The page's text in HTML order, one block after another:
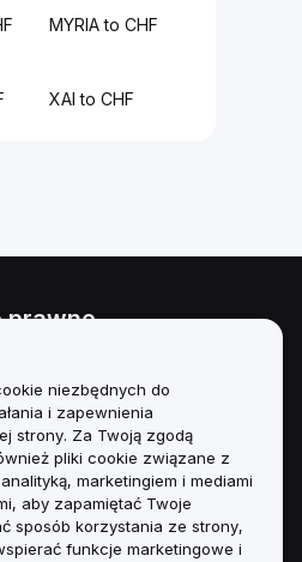
MYRIA to CHF
XAI to CHF
prawne
niezbędnych do
i zapewnienia
strony. Za Twoją zgodą
pliki cookie związane z
marketingiem i mediami
aby zapamiętać Twoje
sposób korzystania ze strony,
funkcje marketingowe i